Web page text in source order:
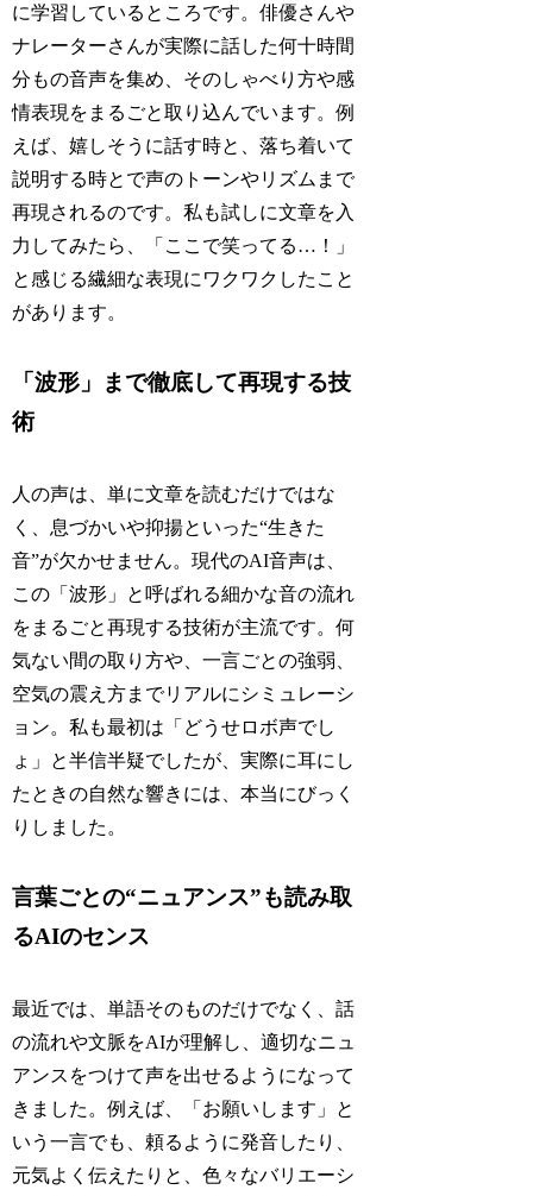
に学習しているところです。俳優さんや
ナレーターさんが実際に話した何十時間
分もの音声を集め、そのしゃべり方や感
情表現をまるごと取り込んでいます。例
えば、嬉しそうに話す時と、落ち着いて
説明する時とで声のトーンやリズムまで
再現されるのです。私も試しに文章を入
力してみたら、「ここで笑ってる…！」
と感じる繊細な表現にワクワクしたこと
があります。
「波形」まで徹底して再現する技
術
人の声は、単に文章を読むだけではな
く、息づかいや抑揚といった“生きた
音”が欠かせません。現代のAI音声は、
この「波形」と呼ばれる細かな音の流れ
をまるごと再現する技術が主流です。何
気ない間の取り方や、一言ごとの強弱、
空気の震え方までリアルにシミュレーシ
ョン。私も最初は「どうせロボ声でし
ょ」と半信半疑でしたが、実際に耳にし
たときの自然な響きには、本当にびっく
りしました。
言葉ごとの“ニュアンス”も読み取
るAIのセンス
最近では、単語そのものだけでなく、話
の流れや文脈をAIが理解し、適切なニュ
アンスをつけて声を出せるようになって
きました。例えば、「お願いします」と
いう一言でも、頼るように発音したり、
元気よく伝えたりと、色々なバリエーシ